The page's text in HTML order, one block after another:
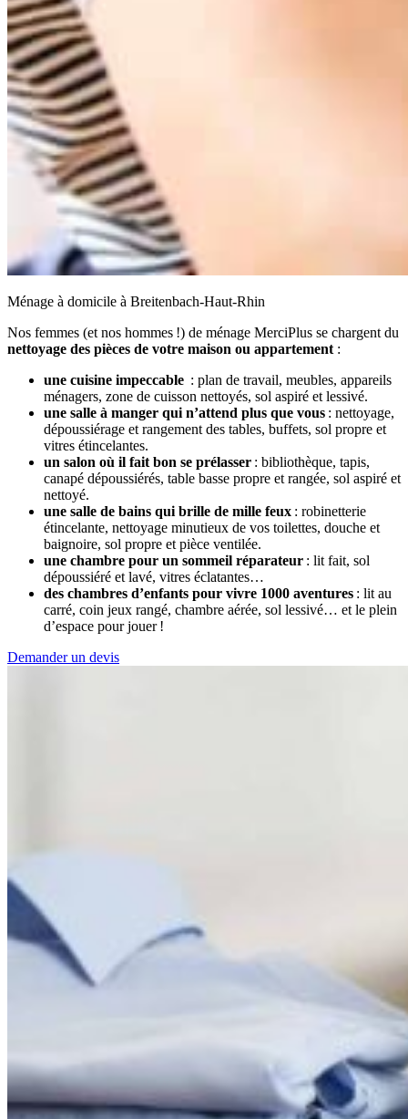
Ménage à domicile à Breitenbach-Haut-Rhin
Nos femmes (et nos hommes !) de ménage MerciPlus se chargent du
nettoyage des pièces de votre maison ou appartement :
une cuisine impeccable : plan de travail, meubles, appareils
ménagers, zone de cuisson nettoyés, sol aspiré et lessivé.
une salle à manger qui n’attend plus que vous : nettoyage,
dépoussiérage et rangement des tables, buffets, sol propre et
vitres étincelantes.
un salon où il fait bon se prélasser : bibliothèque, tapis,
canapé dépoussiérés, table basse propre et rangée, sol aspiré et
nettoyé.
une salle de bains qui brille de mille feux : robinetterie
étincelante, nettoyage minutieux de vos toilettes, douche et
baignoire, sol propre et pièce ventilée.
une chambre pour un sommeil réparateur : lit fait, sol
dépoussiéré et lavé, vitres éclatantes…
des chambres d’enfants pour vivre 1000 aventures : lit au
carré, coin jeux rangé, chambre aérée, sol lessivé… et le plein
d’espace pour jouer !
Demander un devis